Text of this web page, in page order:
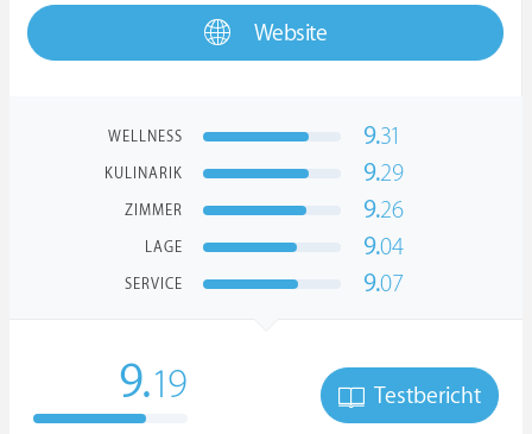
Website
WELLNESS 9.31
KULINARIK 9.29
ZIMMER 9.26
LAGE 9.04
SERVICE 9.07
9.19 Testbericht